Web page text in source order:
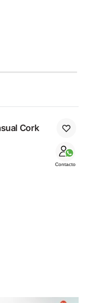
Cork
Contacto